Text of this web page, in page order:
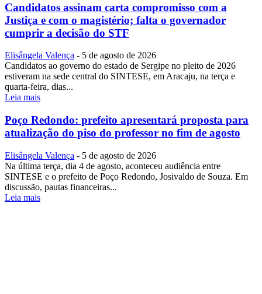
Candidatos assinam carta compromisso com a
Justiça e com o magistério; falta o governador
cumprir a decisão do STF
Elisângela Valença - 5 de agosto de 2026
Candidatos ao governo do estado de Sergipe no pleito de 2026
estiveram na sede central do SINTESE, em Aracaju, na terça e
quarta-feira, dias...
Leia mais
Poço Redondo: prefeito apresentará proposta para
atualização do piso do professor no fim de agosto
Elisângela Valença - 5 de agosto de 2026
Na última terça, dia 4 de agosto, aconteceu audiência entre
SINTESE e o prefeito de Poço Redondo, Josivaldo de Souza. Em
discussão, pautas financeiras...
Leia mais